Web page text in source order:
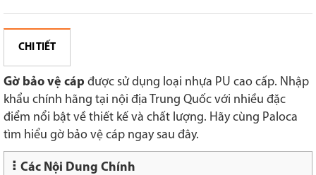
CHI TIẾT
Gờ bảo vệ cáp được sử dụng loại nhựa PU cao cấp. Nhập
khẩu chính hãng tại nội địa Trung Quốc với nhiều đặc
điểm nổi bật về thiết kế và chất lượng. Hãy cùng Paloca
tìm hiểu gờ bảo vệ cáp ngay sau đây.
Các Nội Dung Chính